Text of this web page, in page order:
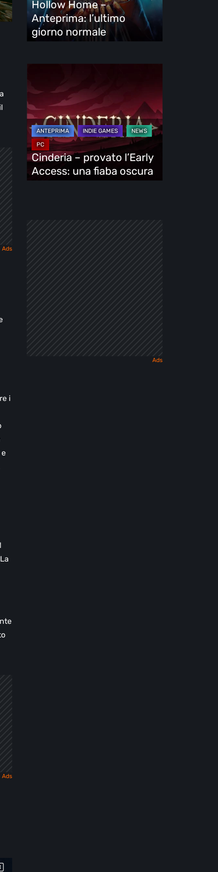
i
normale
Hollow Home –
Anteprima: l’ultimo
giorno normale
l’Early
Access:
una
fiaba
oscura
Cinderia – provato l’Early
Access: una fiaba oscura